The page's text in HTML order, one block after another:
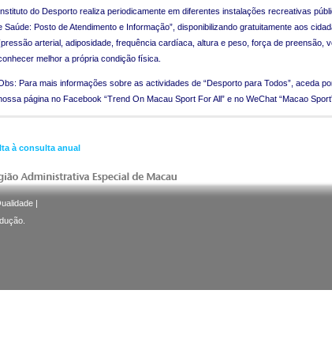
do Desporto realiza periodicamente em diferentes instalações recreativas
Saúde: Posto de Atendimento e Informação”, disponibilizando gratuitamente aos
arterial, adiposidade, frequência cardíaca, altura e peso, força de preensão,
melhor a própria condição física.
Para mais informações sobre as actividades de “Desporto para Todos”, aceda
página no Facebook “Trend On Macau Sport For All” e no WeChat “Macao
à consulta anual
|